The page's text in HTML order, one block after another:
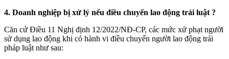
4. Doanh nghiệp bị xử lý nếu điều chuyển lao động trái luật ?
Căn cứ Điều 11 Nghị định 12/2022/NĐ-CP, các mức xử phạt người
sử dụng lao động khi có hành vi điều chuyển người lao động trái
pháp luật như sau: